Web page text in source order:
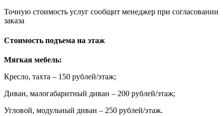
Точную стоимость услуг сообщит менеджер при согласовании
заказа
Стоимость подъема на этаж
Мягкая мебель:
Кресло, тахта – 150 рублей/этаж;
Диван, малогабаритный диван – 200 рублей/этаж;
Угловой, модульный диван – 250 рублей/этаж.